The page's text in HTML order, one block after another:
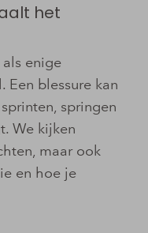
het
enige
Een blessure kan
springen
We kijken
maar ook
en hoe je